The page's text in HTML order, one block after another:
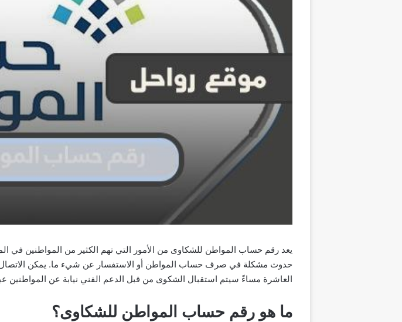
يعد رقم حساب المواطن للشكاوى من الأمور التي تهم الكثير من المواطنين في
حدوث مشكلة في صرف حساب المواطن أو الاستفسار عن شيء ما. يمكن الاتصال
العاشرة مساءً سيتم استقبال الشكوى من قبل الدعم الفني نيابة عن
ما هو رقم حساب المواطن للشكاوى؟